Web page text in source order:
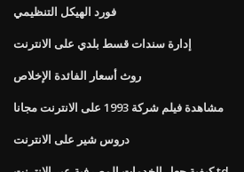
فورد الهيكل التنظيمي
إدارة سندات قسط بلدي على الانترنت
روث أسعار الفائدة الإخلاص
مشاهدة فيلم شركة 1993 على الانترنت مجانا
دروس شير على الانترنت